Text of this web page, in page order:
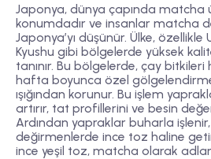
Japonya, dünya çapında matcha
konumdadır ve insanlar matcha
Japonya’yı düşünür. Ülke, özellikle
Kyushu gibi bölgelerde yüksek
tanınır. Bu bölgelerde, çay
hafta boyunca özel
ışığından korunur. Bu işlem
artırır, tat profillerini ve besin
Ardından yapraklar buharla
değirmenlerde ince toz haline
ince yeşil toz, matcha olarak